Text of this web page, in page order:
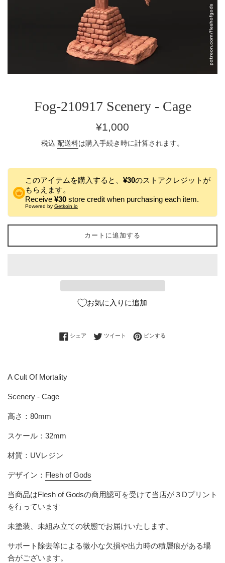
Fog-210917 Scenery - Cage
通
価
¥1,000
税込 配送料は購入手続き時に計算されます。
このアイテムを購入すると、 ¥30のストアクレジットが
もらえます。
Receive ¥30 store credit when purchasing each item.
Powered by Getkoin.io
カートに追加する
お気に入りに追加
シェア Facebookでシェアする
ツイート Twitterに投稿する
ピンする
A Cult Of Mortality
Scenery - Cage
高さ：80mm
スケール：32mm
材質：UVレジン
デザイン： Flesh of Gods
当商品はFlesh of Godsの商用認可を受けて当店が３Dプリント
を行っています
未塗装、未組み立ての状態でお届けいたします。
サポート除去等による微小な欠損や出力時の積層痕がある場
合がございます。